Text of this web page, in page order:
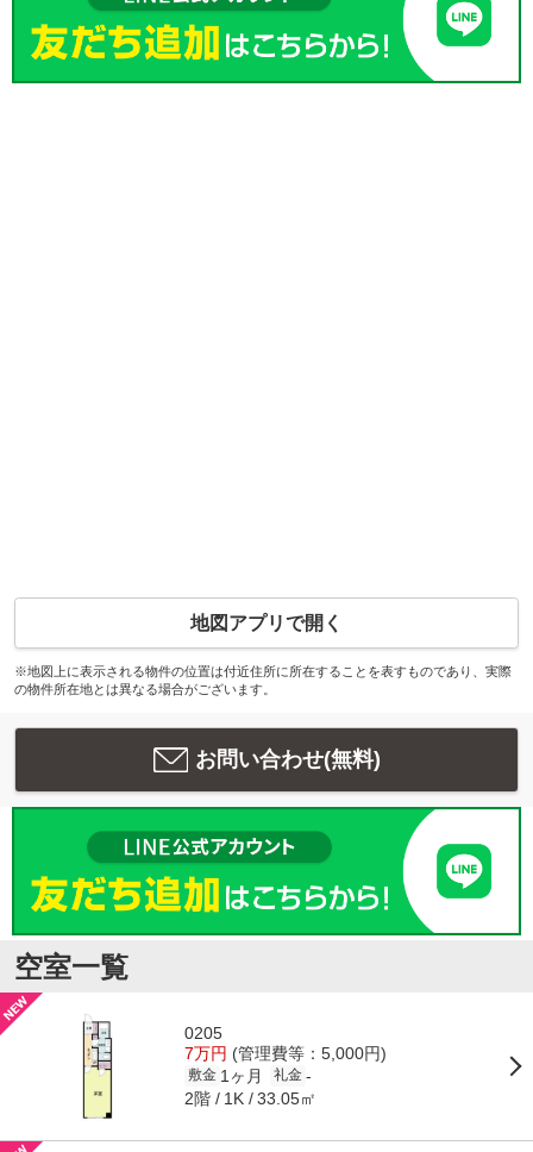
地図アプリで開く
※地図上に表示される物件の位置は付近住所に所在することを表すものであり、実際
の物件所在地とは異なる場合がございます。
お問い合わせ(無料)
空室一覧
0205
7万円 (管理費等：5,000円)
敷金 1ヶ月 礼金 -
2階 1K 33.05㎡